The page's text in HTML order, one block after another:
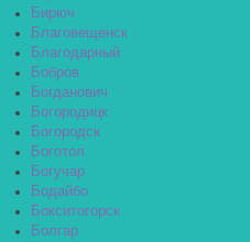
Бирюч
Благовещенск
Благодарный
Бобров
Богданович
Богородицк
Богородск
Боготол
Богучар
Бодайбо
Бокситогорск
Болгар